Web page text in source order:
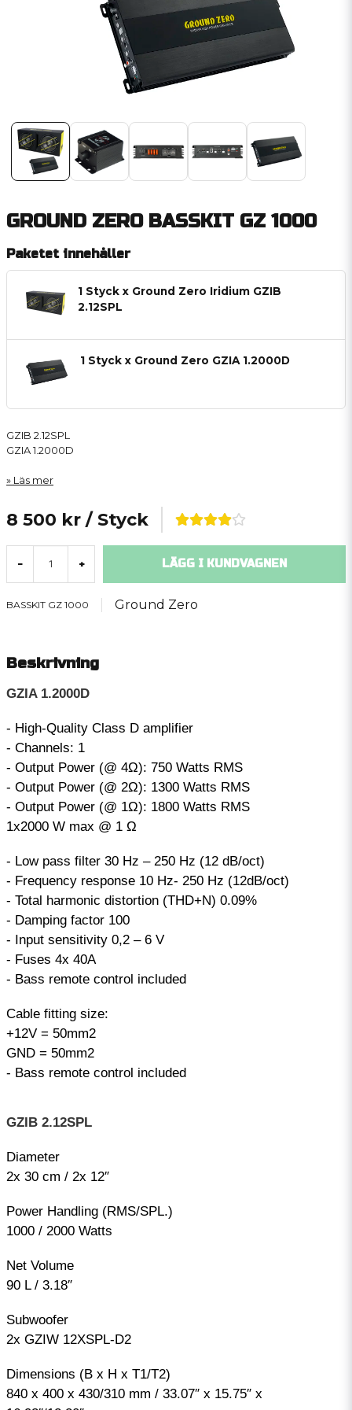
GROUND ZERO BASSKIT GZ 1000
Paketet innehåller
1 Styck x Ground Zero Iridium GZIB
2.12SPL
1 Styck x Ground Zero GZIA 1.2000D
GZIB 2.12SPL
GZIA 1.2000D
Läs mer
8 500 kr / Styck
- + LÄGG I KUNDVAGNEN
BASSKIT GZ 1000 Ground Zero
Beskrivning
GZIA 1.2000D
- High-Quality Class D amplifier
- Channels: 1
- Output Power (@ 4Ω): 750 Watts RMS
- Output Power (@ 2Ω): 1300 Watts RMS
- Output Power (@ 1Ω): 1800 Watts RMS
1x2000 W max @ 1 Ω
- Low pass filter 30 Hz – 250 Hz (12 dB/oct)
- Frequency response 10 Hz- 250 Hz (12dB/oct)
- Total harmonic distortion (THD+N) 0.09%
- Damping factor 100
- Input sensitivity 0,2 – 6 V
- Fuses 4x 40A
- Bass remote control included
Cable fitting size:
+12V = 50mm2
GND = 50mm2
- Bass remote control included
GZIB 2.12SPL
Diameter
2x 30 cm / 2x 12″
Power Handling (RMS/SPL.)
1000 / 2000 Watts
Net Volume
90 L / 3.18″
Subwoofer
2x GZIW 12XSPL-D2
Dimensions (B x H x T1/T2)
840 x 400 x 430/310 mm / 33.07″ x 15.75″ x